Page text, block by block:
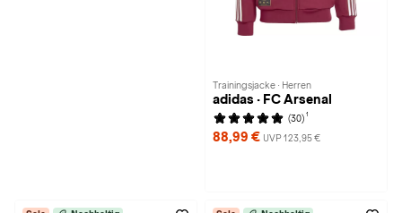
Trainingsjacke · Herren
adidas · FC Arsenal
(30) 1
88,99 € UVP 123,95 €